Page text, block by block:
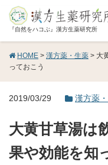
『自然をハコぶ』漢方生薬研究所
HOME > 漢方薬・生薬 > 大
っておこう
2019/03/29 漢方薬
大黄甘草湯は
果や効能を知